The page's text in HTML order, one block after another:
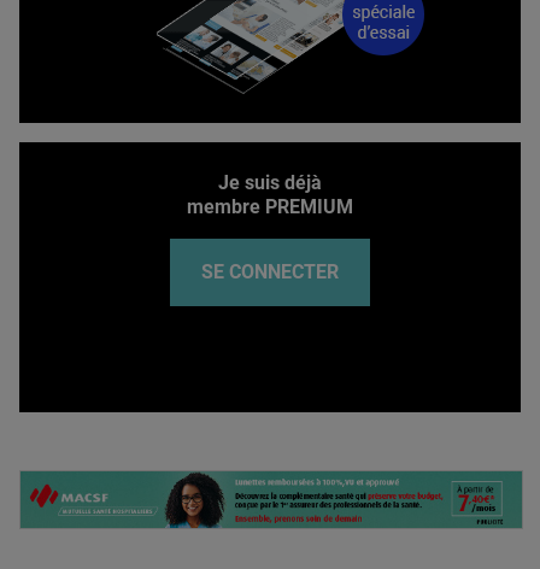
Je suis déjà
membre PREMIUM
SE CONNECTER